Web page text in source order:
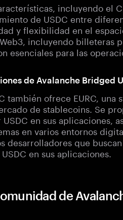
incluyendo el
de USDC entre
y flexibilidad en el
incluyendo billeteras
esenciales para las
de Avalanche Bridged
también ofrece EURC,
de stablecoins. Se
en sus aplicaciones,
en varios entornos
desarrolladores que
en sus aplicaciones.
de